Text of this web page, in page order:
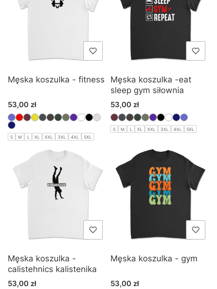
Męska koszulka - fitness
Cena
53,00 zł
S M L XL XXL 3XL 4XL 5XL
Męska koszulka -eat
sleep gym siłownia
Cena
53,00 zł
S M L XL XXL 3XL 4XL 5XL
Męska koszulka -
calistehnics kalistenika
Cena
53,00 zł
Męska koszulka - gym
Cena
53,00 zł